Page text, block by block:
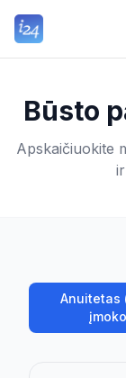
Būsto
Apskaičiuokite
Anuitetas